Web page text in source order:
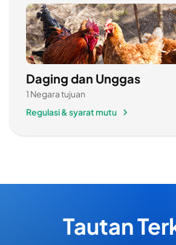
Daging dan Unggas
1 Negara tujuan
Regulasi & syarat mutu
Tautan